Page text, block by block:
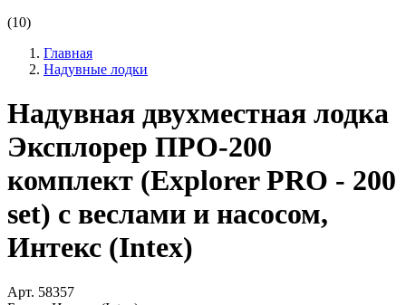
(10)
Главная
Надувные лодки
Надувная двухместная лодка
Эксплорер ПРО-200
комплект (Explorer PRO - 200
set) с веслами и насосом,
Интекс (Intex)
Арт. 58357